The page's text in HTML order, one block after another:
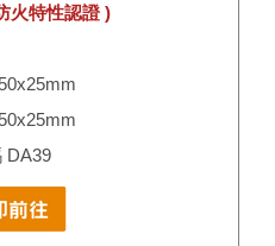
火特性認證 )
DA39